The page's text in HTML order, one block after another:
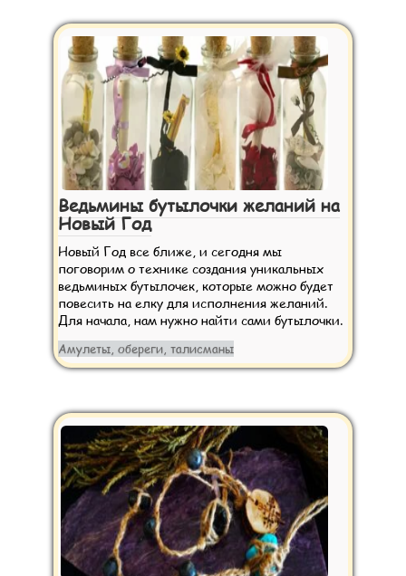
Ведьмины бутылочки желаний на
Новый Год
Новый Год все ближе, и сегодня мы
поговорим о технике создания уникальных
ведьминых бутылочек, которые можно будет
повесить на елку для исполнения желаний.
Для начала, нам нужно найти сами бутылочки.
Амулеты, обереги, талисманы